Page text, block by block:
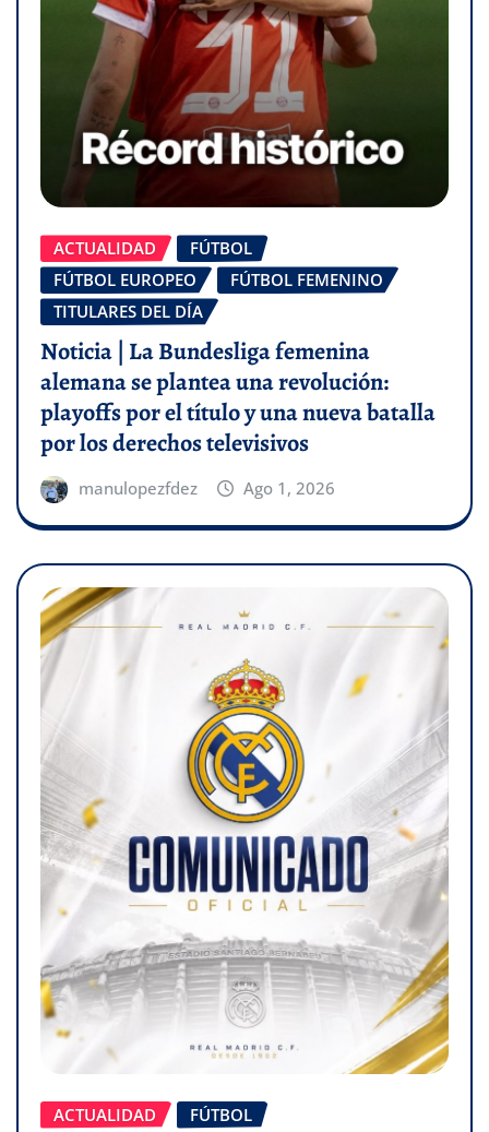
ACTUALIDAD
FÚTBOL
FÚTBOL EUROPEO
FÚTBOL FEMENINO
TITULARES DEL DÍA
Noticia | La Bundesliga femenina
alemana se plantea una revolución:
playoffs por el título y una nueva batalla
por los derechos televisivos
manulopezfdez Ago 1, 2026
ACTUALIDAD
FÚTBOL